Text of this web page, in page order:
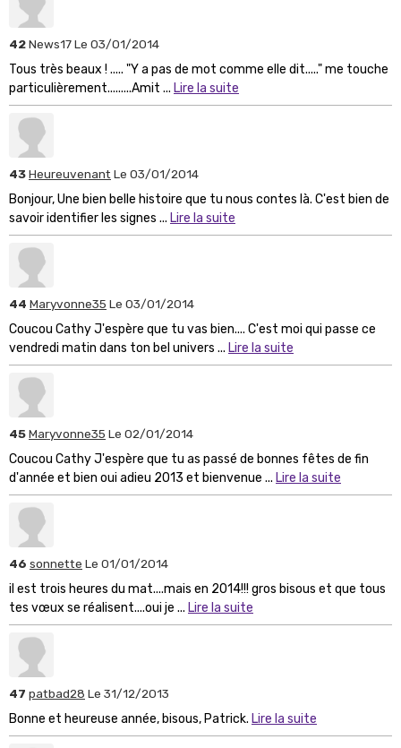
42News17Le 03/01/2014
Tous très beaux ! ..... "Y a pas de mot comme elle dit....." me touche
particulièrement.........Amit ... Lire la suite
43Heureuvenant Le 03/01/2014
Bonjour, Une bien belle histoire que tu nous contes là. C'est bien de
savoir identifier les signes ... Lire la suite
44 Maryvonne35 Le 03/01/2014
Coucou Cathy J'espère que tu vas bien.... C'est moi qui passe ce
vendredi matin dans ton bel univers ... Lire la suite
45Maryvonne35 Le 02/01/2014
Coucou Cathy J'espère que tu as passé de bonnes fêtes de fin
d'année et bien oui adieu 2013 et bienvenue ... Lire la suite
46 sonnette Le 01/01/2014
il est trois heures du mat....mais en 2014!!! gros bisous et que tous
tes vœux se réalisent....oui je ... Lire la suite
47 patbad28 Le 31/12/2013
Bonne et heureuse année, bisous, Patrick. Lire la suite